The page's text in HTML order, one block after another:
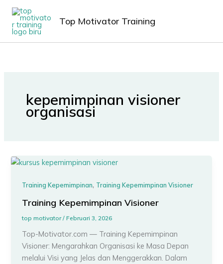
Lewati
konten
Top Motivator Training
kepemimpinan visioner
organisasi
Training Kepemimpinan, Training Kepemimpinan Visioner
Training Kepemimpinan Visioner
top motivator/Februari 3, 2026
Top-Motivator.com — Training Kepemimpinan
Visioner: Mengarahkan Organisasi ke Masa Depan
melalui Visi yang Jelas dan Menggerakkan. Dalam